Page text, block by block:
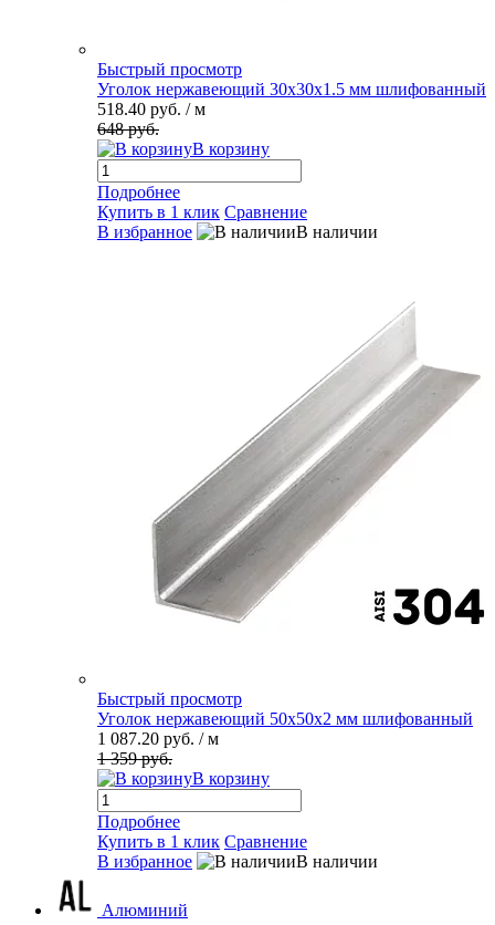
Быстрый просмотр
Уголок нержавеющий 30х30х1.5 мм шлифованный
518.40 руб. / м
648 руб.
В корзину
Подробнее
Купить в 1 клик Сравнение
В избранное
В наличии
Быстрый просмотр
Уголок нержавеющий 50х50х2 мм шлифованный
1 087.20 руб. / м
1 359 руб.
В корзину
Подробнее
Купить в 1 клик Сравнение
В избранное
В наличии
Алюминий